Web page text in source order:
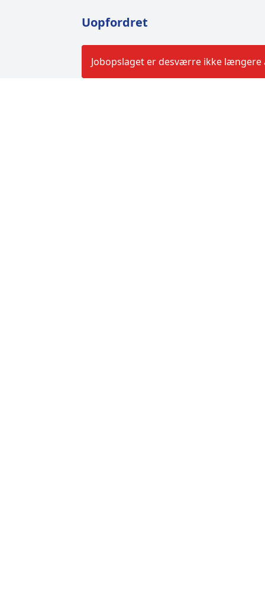
Uopfordret
Jobopslaget er desværre ikke længere